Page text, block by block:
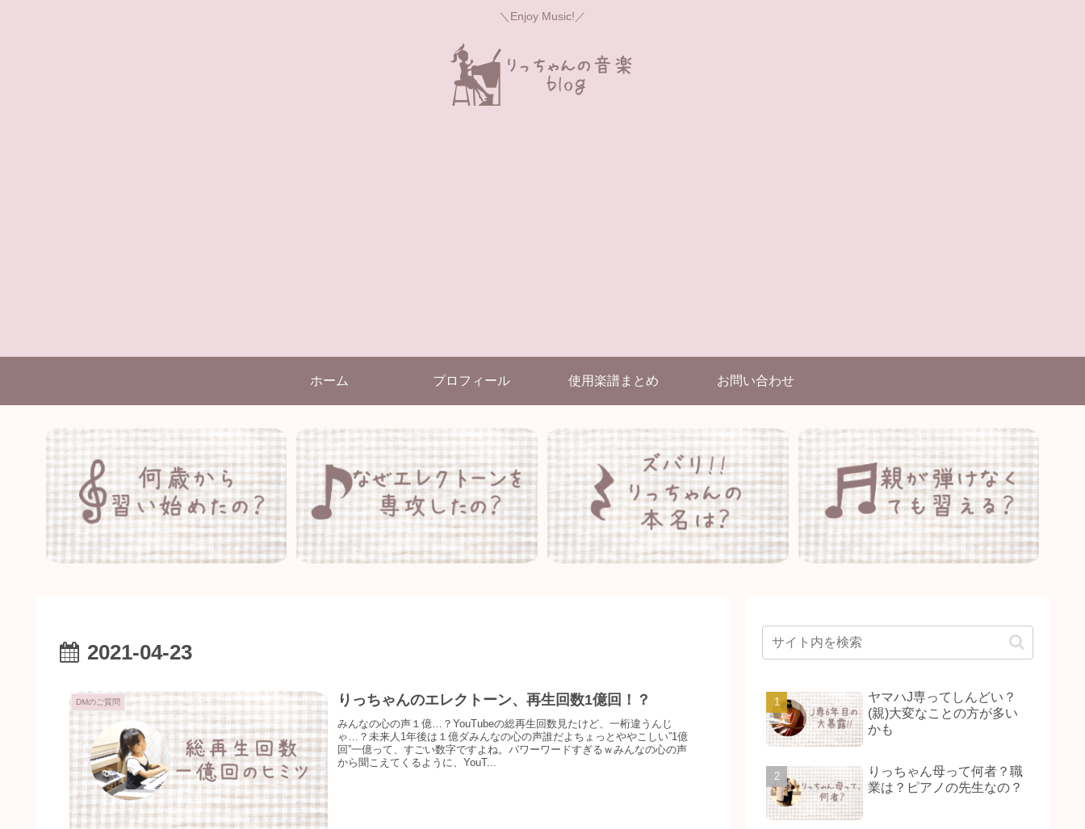
＼Enjoy Music!／
ホーム プロフィール 使用楽譜まとめ お問い合わせ
2021-04-23
DMのご質問 りっちゃんのエレクトーン、再生回数1億回！？
みんなの心の声１億…？YouTubeの総再生回数見たけど、一桁違うんじ
ゃ…？未来人1年後は１億ダみんなの心の声誰だよちょっとややこしい”1億
回”一億って、すごい数字ですよね。パワーワードすぎるｗみんなの心の声
から聞こえてくるように、YouT...
ヤマハJ専ってしんどい？
(親)大変なことの方が多い
かも
りっちゃん母って何者？職
業は？ピアノの先生なの？